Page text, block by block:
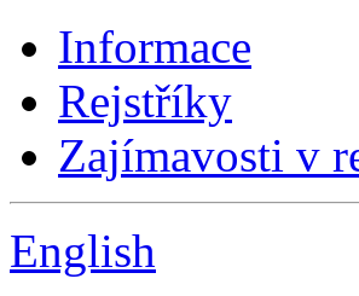
Informace
Rejstříky
Zajímavosti v
English